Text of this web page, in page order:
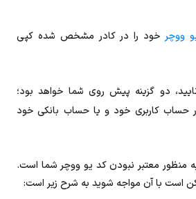
ووچر خود را در کادر مشخص شده کپی
دو گزینه پیش روی شما خواهد بود؛
حساب کاربری خود و یا حساب بانکی خود
منظور معتبر نبودن کد یو ووچر شما است.
است با آن مواجه شوید به شرح زیر است: